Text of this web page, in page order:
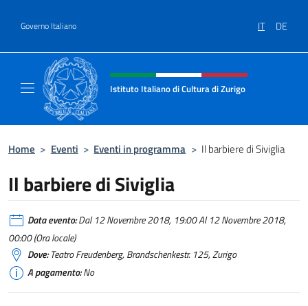
Governo Italiano IT DE
Intestazione sito, social e menù
Istituto Italiano di Cultura di Zurigo
Home > Eventi > Eventi in programma > Il barbiere di Siviglia
Il barbiere di Siviglia
Data evento:Dal 12 Novembre 2018, 19:00 Al 12 Novembre 2018,
00:00 (Ora locale)
Dove:Teatro Freudenberg, Brandschenkestr. 125, Zurigo
A pagamento:No